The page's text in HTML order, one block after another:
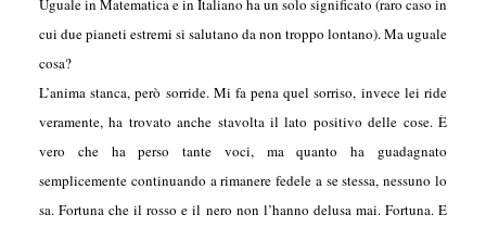
Uguale in Matematica e in Italiano ha un solo significato (raro caso in
cui due pianeti estremi si salutano da non troppo lontano). Ma uguale
cosa?
L’anima stanca, però sorride. Mi fa pena quel sorriso, invece lei ride
veramente, ha trovato anche stavolta il lato positivo delle cose. È
vero che ha perso tante voci, ma quanto ha guadagnato
semplicemente continuando a rimanere fedele a se stessa, nessuno lo
sa. Fortuna che il rosso e il nero non l’hanno delusa mai. Fortuna. E